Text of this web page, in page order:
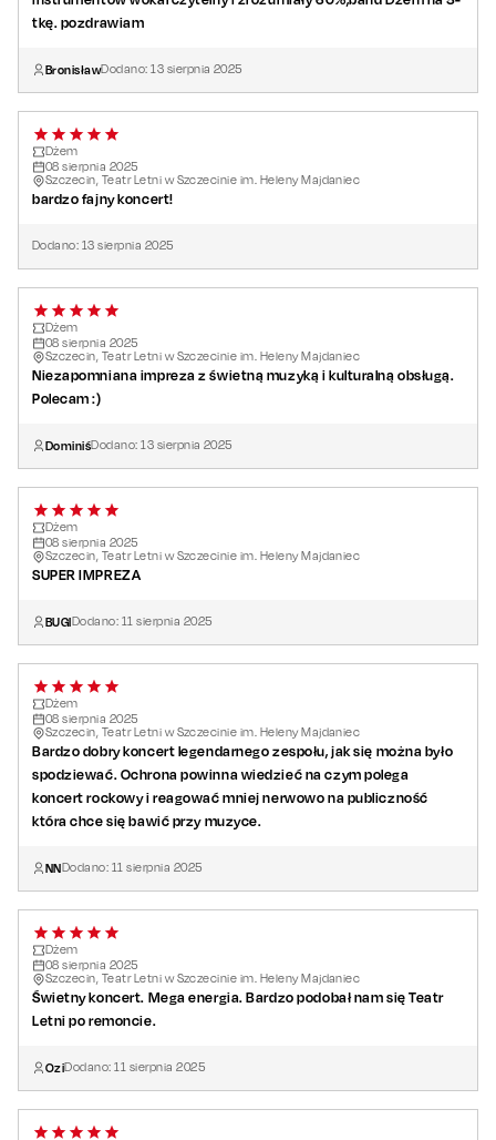
tkę. pozdrawiam
BronisławDodano:13 sierpnia 2025
Dżem
08 sierpnia 2025
Szczecin, Teatr Letni w Szczecinie im. Heleny Majdaniec
bardzo fajny koncert!
Dodano: 13 sierpnia 2025
Dżem
08 sierpnia 2025
Szczecin, Teatr Letni w Szczecinie im. Heleny Majdaniec
Niezapomniana impreza z świetną muzyką i kulturalną obsługą.
Polecam :)
DominiśDodano:13 sierpnia 2025
Dżem
08 sierpnia 2025
Szczecin, Teatr Letni w Szczecinie im. Heleny Majdaniec
SUPER IMPREZA
BUGIDodano: 11 sierpnia 2025
Dżem
08 sierpnia 2025
Szczecin, Teatr Letni w Szczecinie im. Heleny Majdaniec
Bardzo dobry koncert legendarnego zespołu, jak się można było
spodziewać. Ochrona powinna wiedzieć na czym polega
koncert rockowy i reagować mniej nerwowo na publiczność
która chce się bawić przy muzyce.
NNDodano: 11 sierpnia 2025
Dżem
08 sierpnia 2025
Szczecin, Teatr Letni w Szczecinie im. Heleny Majdaniec
Świetny koncert. Mega energia. Bardzo podobał nam się Teatr
Letni po remoncie.
OziDodano:11 sierpnia 2025